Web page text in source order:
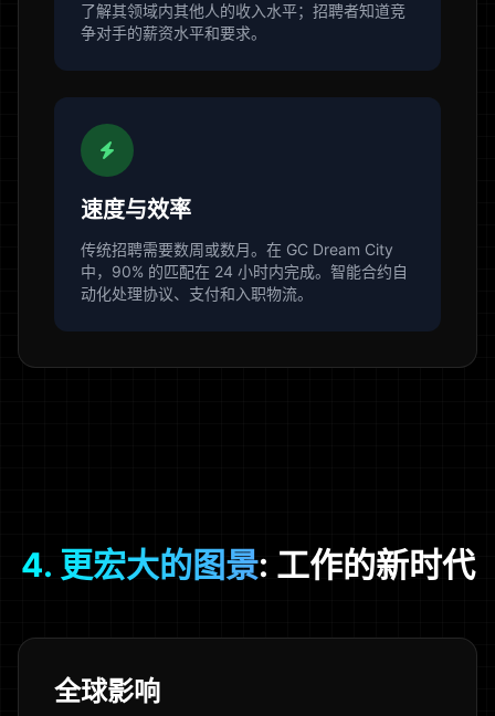
了解其领域内其他人的收入水平；招聘者知道竞
争对手的薪资水平和要求。
速度与效率
传统招聘需要数周或数月。在 GC Dream City
中，90% 的匹配在 24 小时内完成。智能合约自
动化处理协议、支付和入职物流。
4. 更宏大的图景: 工作的新时代
全球影响